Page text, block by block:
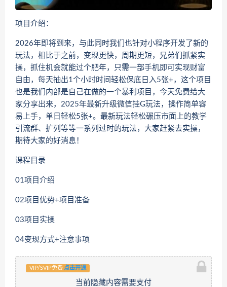
项目介绍：
2026年即将到来，与此同时我们也针对小程序开发了新的
玩法，相比于之前，变现更快，周期更短，兄弟们抓紧实
操，抓住机会就能过个肥年，只需一部手机即可实现财富
自由，每天抽出1个小时时间轻松保底日入5张+，这个项目
也是我们内部是自己在做的一个暴利项目，今天免费给大
家分享出来，2025年最新升级微信挂G玩法，操作简单容
易上手，单日轻松5张+。最新玩法轻松碾压市面上的教学
引流群、扩列等等一系列过时的玩法，大家赶紧去实操，
期待大家的好消息！
课程目录
01项目介绍
02项目优势+项目准备
03项目实操
04变现方式+注意事项
VIP/SVIP免费 点击开通
当前隐藏内容需要支付